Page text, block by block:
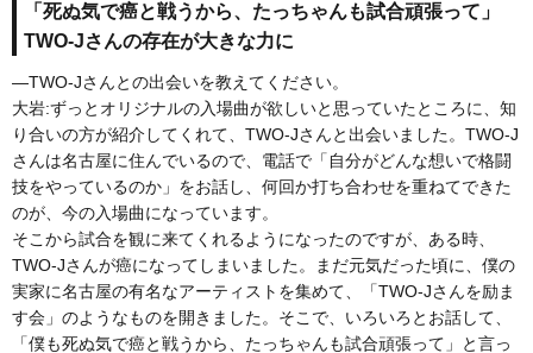
「死ぬ気で癌と戦うから、たっちゃんも試合頑張って」
TWO-Jさんの存在が大きな力に
―TWO-Jさんとの出会いを教えてください。
大岩:ずっとオリジナルの入場曲が欲しいと思っていたところに、知
り合いの方が紹介してくれて、TWO-Jさんと出会いました。TWO-J
さんは名古屋に住んでいるので、電話で「自分がどんな想いで格闘
技をやっているのか」をお話し、何回か打ち合わせを重ねてできた
のが、今の入場曲になっています。
そこから試合を観に来てくれるようになったのですが、ある時、
TWO-Jさんが癌になってしまいました。まだ元気だった頃に、僕の
実家に名古屋の有名なアーティストを集めて、「TWO-Jさんを励ま
す会」のようなものを開きました。そこで、いろいろとお話して、
「僕も死ぬ気で癌と戦うから、たっちゃんも試合頑張って」と言っ